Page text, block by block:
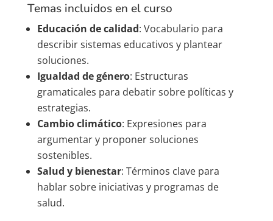
Temas incluidos en el curso
Educación de calidad: Vocabulario para
describir sistemas educativos y plantear
soluciones.
Igualdad de género: Estructuras
gramaticales para debatir sobre políticas y
estrategias.
Cambio climático: Expresiones para
argumentar y proponer soluciones
sostenibles.
Salud y bienestar: Términos clave para
hablar sobre iniciativas y programas de
salud.